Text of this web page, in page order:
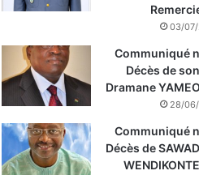
03/
Communiqué
Décès de
Dramane
28/
Communiqué
Décès de